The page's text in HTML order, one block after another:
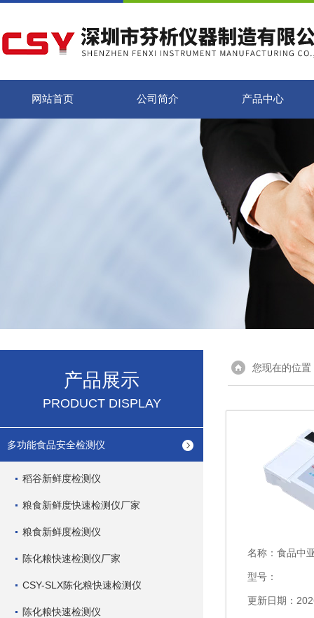
网站首页 公司简介 产品中心
产品展示
PRODUCT DISPLAY
多功能食品安全检测仪
稻谷新鲜度检测仪
粮食新鲜度快速检测仪厂家
粮食新鲜度检测仪
陈化粮快速检测仪厂家
CSY-SLX陈化粮快速检测仪
陈化粮快速检测仪
您现在的位置
名称： 食品中
型号：
更新日期：